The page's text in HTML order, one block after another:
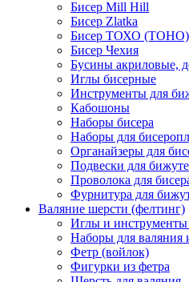
Бисер Mill Hill
Бисер Zlatka
Бисер ТОХО (TOHO)
Бисер Чехия
Бусины акриловые,
Иглы бисерные
Инструменты для
Кабошоны
Наборы бисера
Наборы для
Органайзеры для
Подвески для
Проволока для
Фурнитура для
Валяние шерсти (фелтинг)
Иглы и инструменты
Наборы для валяния
Фетр (войлок)
Фигурки из фетра